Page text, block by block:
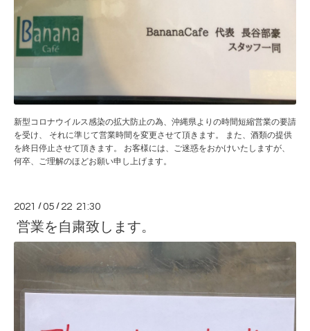
新型コロナウイルス感染の拡大防止の為、沖縄県よりの時間短縮営業の要請
を受け、 それに準じて営業時間を変更させて頂きます。 また、酒類の提供
を終日停止させて頂きます。 お客様には、ご迷惑をおかけいたしますが、
何卒、ご理解のほどお願い申し上げます。
2021 /05 / 22 21:30
営業を自粛致します。